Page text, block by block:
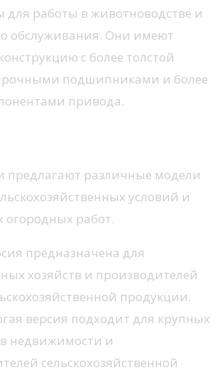
для работы в животноводстве и
обслуживания. Они имеют
с более толстой
подшипниками и более
привода.
предлагают различные модели
условий и
огородных работ.
предназначена для
хозяйств и производителей
продукции.
версия подходит для крупных
недвижимости и
сельскохозяйственной